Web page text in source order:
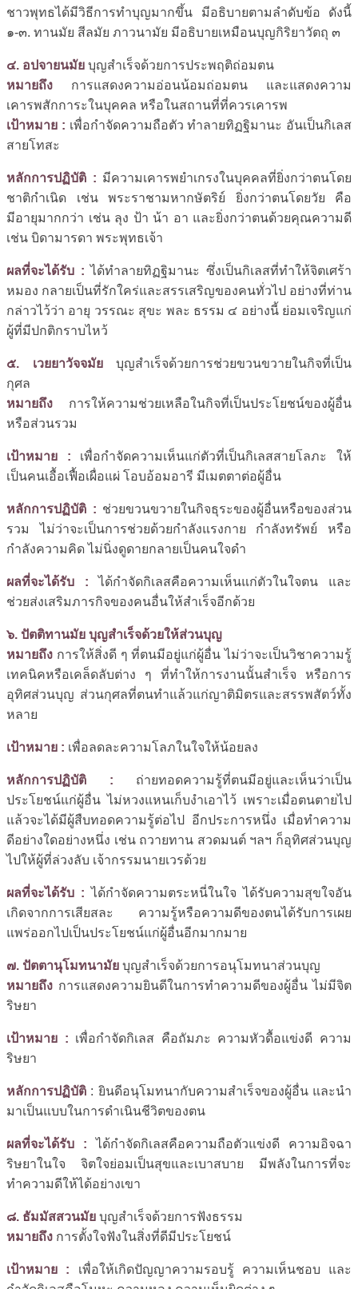
ชาวพุทธได้มีวิธีการทำบุญมากขึ้น มีอธิบายตามลำดับข้อ ดังนี้
๑-๓. ทานมัย สีลมัย ภาวนามัย มีอธิบายเหมือนบุญกิริยาวัตถุ ๓
๔. อปจายนมัย บุญสำเร็จด้วยการประพฤติถ่อมตน
หมายถึง การแสดงความอ่อนน้อมถ่อมตน และแสดงความ
เคารพสักการะในบุคคล หรือในสถานที่ที่ควรเคารพ
เป้าหมาย : เพื่อกำจัดความถือตัว ทำลายทิฏฐิมานะ อันเป็นกิเลส
สายโทสะ
หลักการปฏิบัติ : มีความเคารพยำเกรงในบุคคลที่ยิ่งกว่าตนโดย
ชาติกำเนิด เช่น พระราชามหากษัตริย์ ยิ่งกว่าตนโดยวัย คือ
มีอายุมากกว่า เช่น ลุง ป้า น้า อา และยิ่งกว่าตนด้วยคุณความดี
เช่น บิดามารดา พระพุทธเจ้า
ผลที่จะได้รับ : ได้ทำลายทิฏฐิมานะ ซึ่งเป็นกิเลสที่ทำให้จิตเศร้า
หมอง กลายเป็นที่รักใคร่และสรรเสริญของคนทั่วไป อย่างที่ท่าน
กล่าวไว้ว่า อายุ วรรณะ สุขะ พละ ธรรม ๔ อย่างนี้ ย่อมเจริญแก่
ผู้ที่มีปกติกราบไหว้
๕. เวยยาวัจจมัย บุญสำเร็จด้วยการช่วยขวนขวายในกิจที่เป็น
กุศล
หมายถึง การให้ความช่วยเหลือในกิจที่เป็นประโยชน์ของผู้อื่น
หรือส่วนรวม
เป้าหมาย : เพื่อกำจัดความเห็นแก่ตัวที่เป็นกิเลสสายโลภะ ให้
เป็นคนเอื้อเฟื้อเผื่อแผ่ โอบอ้อมอารี มีเมตตาต่อผู้อื่น
หลักการปฏิบัติ : ช่วยขวนขวายในกิจธุระของผู้อื่นหรือของส่วน
รวม ไม่ว่าจะเป็นการช่วยด้วยกำลังแรงกาย กำลังทรัพย์ หรือ
กำลังความคิด ไม่นิ่งดูดายกลายเป็นคนใจดำ
ผลที่จะได้รับ : ได้กำจัดกิเลสคือความเห็นแก่ตัวในใจตน และ
ช่วยส่งเสริมภารกิจของคนอื่นให้สำเร็จอีกด้วย
๖. ปัตติทานมัย บุญสำเร็จด้วยให้ส่วนบุญ
หมายถึง การให้สิ่งดี ๆ ที่ตนมีอยู่แก่ผู้อื่น ไม่ว่าจะเป็นวิชาความรู้
เทคนิคหรือเคล็ดลับต่าง ๆ ที่ทำให้การงานนั้นสำเร็จ หรือการ
อุทิศส่วนบุญ ส่วนกุศลที่ตนทำแล้วแก่ญาติมิตรและสรรพสัตว์ทั้ง
หลาย
เป้าหมาย : เพื่อลดละความโลภในใจให้น้อยลง
หลักการปฏิบัติ : ถ่ายทอดความรู้ที่ตนมีอยู่และเห็นว่าเป็น
ประโยชน์แก่ผู้อื่น ไม่หวงแหนเก็บงำเอาไว้ เพราะเมื่อตนตายไป
แล้วจะได้มีผู้สืบทอดความรู้ต่อไป อีกประการหนึ่ง เมื่อทำความ
ดีอย่างใดอย่างหนึ่ง เช่น ถวายทาน สวดมนต์ ฯลฯ ก็อุทิศส่วนบุญ
ไปให้ผู้ที่ล่วงลับ เจ้ากรรมนายเวรด้วย
ผลที่จะได้รับ : ได้กำจัดความตระหนี่ในใจ ได้รับความสุขใจอัน
เกิดจากการเสียสละ ความรู้หรือความดีของตนได้รับการเผย
แพร่ออกไปเป็นประโยชน์แก่ผู้อื่นอีกมากมาย
๗. ปัตตานุโมทนามัย บุญสำเร็จด้วยการอนุโมทนาส่วนบุญ
หมายถึง การแสดงความยินดีในการทำความดีของผู้อื่น ไม่มีจิต
ริษยา
เป้าหมาย : เพื่อกำจัดกิเลส คือถัมภะ ความหัวดื้อแข่งดี ความ
ริษยา
หลักการปฏิบัติ : ยินดีอนุโมทนากับความสำเร็จของผู้อื่น และนำ
มาเป็นแบบในการดำเนินชีวิตของตน
ผลที่จะได้รับ : ได้กำจัดกิเลสคือความถือตัวแข่งดี ความอิจฉา
ริษยาในใจ จิตใจย่อมเป็นสุขและเบาสบาย มีพลังในการที่จะ
ทำความดีให้ได้อย่างเขา
๘. ธัมมัสสวนมัย บุญสำเร็จด้วยการฟังธรรม
หมายถึง การตั้งใจฟังในสิ่งที่ดีมีประโยชน์
เป้าหมาย : เพื่อให้เกิดปัญญาความรอบรู้ ความเห็นชอบ และ